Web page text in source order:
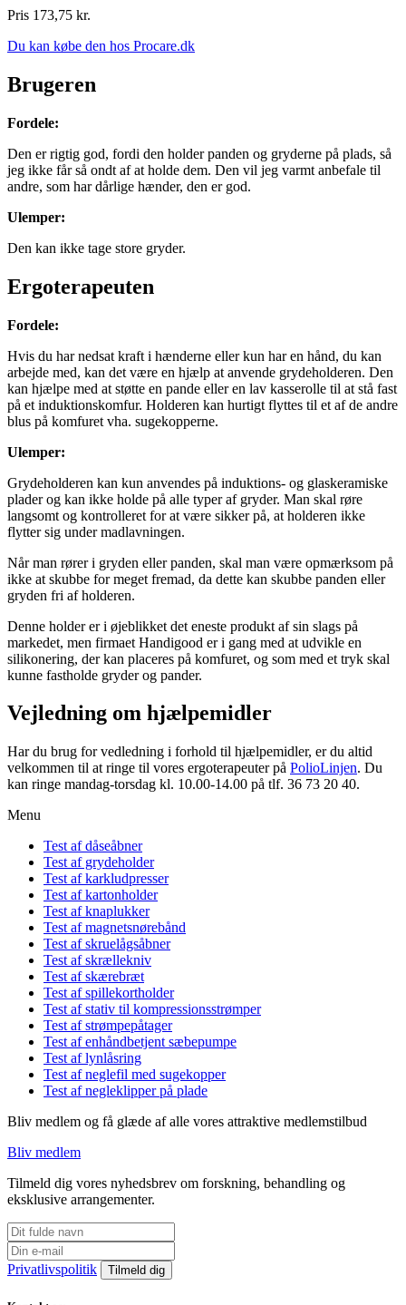
Pris 173,75 kr.
Du kan købe den hos Procare.dk
Brugeren
Fordele:
Den er rigtig god, fordi den holder panden og gryderne på plads, så
jeg ikke får så ondt af at holde dem. Den vil jeg varmt anbefale til
andre, som har dårlige hænder, den er god.
Ulemper:
Den kan ikke tage store gryder.
Ergoterapeuten
Fordele:
Hvis du har nedsat kraft i hænderne eller kun har en hånd, du kan
arbejde med, kan det være en hjælp at anvende grydeholderen. Den
kan hjælpe med at støtte en pande eller en lav kasserolle til at stå fast
på et induktionskomfur. Holderen kan hurtigt flyttes til et af de andre
blus på komfuret vha. sugekopperne.
Ulemper:
Grydeholderen kan kun anvendes på induktions- og glaskeramiske
plader og kan ikke holde på alle typer af gryder. Man skal røre
langsomt og kontrolleret for at være sikker på, at holderen ikke
flytter sig under madlavningen.
Når man rører i gryden eller panden, skal man være opmærksom på
ikke at skubbe for meget fremad, da dette kan skubbe panden eller
gryden fri af holderen.
Denne holder er i øjeblikket det eneste produkt af sin slags på
markedet, men firmaet Handigood er i gang med at udvikle en
silikonering, der kan placeres på komfuret, og som med et tryk skal
kunne fastholde gryder og pander.
Vejledning om hjælpemidler
Har du brug for vedledning i forhold til hjælpemidler, er du altid
velkommen til at ringe til vores ergoterapeuter på PolioLinjen. Du
kan ringe mandag-torsdag kl. 10.00-14.00 på tlf. 36 73 20 40.
Menu
Test af dåseåbner
Test af grydeholder
Test af karkludpresser
Test af kartonholder
Test af knaplukker
Test af magnetsnørebånd
Test af skruelågsåbner
Test af skrællekniv
Test af skærebræt
Test af spillekortholder
Test af stativ til kompressionsstrømper
Test af strømpepåtager
Test af enhåndbetjent sæbepumpe
Test af lynlåsring
Test af neglefil med sugekopper
Test af negleklipper på plade
Bliv medlem og få glæde af alle vores attraktive medlemstilbud
Bliv medlem
Tilmeld dig vores nyhedsbrev om forskning, behandling og
eksklusive arrangementer.
Privatlivspolitik